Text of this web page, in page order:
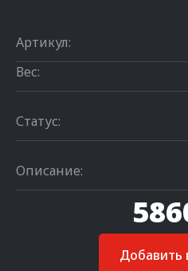
Артикул:
Вес:
Статус:
Описание:
Добавить